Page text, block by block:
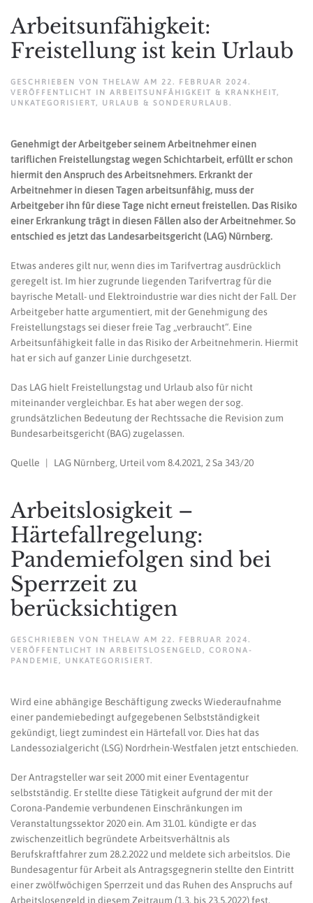
Arbeitsunfähigkeit:
Freistellung ist kein Urlaub
GESCHRIEBEN VON THELAW AM 22. FEBRUAR 2024 .
VERÖFFENTLICHT IN ARBEITSUNFÄHIGKEIT & KRANKHEIT,
UNKATEGORISIERT, URLAUB & SONDERURLAUB .
Genehmigt der Arbeitgeber seinem Arbeitnehmer einen
tariflichen Freistellungstag wegen Schichtarbeit, erfüllt er schon
hiermit den Anspruch des Arbeitsnehmers. Erkrankt der
Arbeitnehmer in diesen Tagen arbeitsunfähig, muss der
Arbeitgeber ihn für diese Tage nicht erneut freistellen. Das Risiko
einer Erkrankung trägt in diesen Fällen also der Arbeitnehmer. So
entschied es jetzt das Landesarbeitsgericht (LAG) Nürnberg.
Etwas anderes gilt nur, wenn dies im Tarifvertrag ausdrücklich
geregelt ist. Im hier zugrunde liegenden Tarifvertrag für die
bayrische Metall- und Elektroindustrie war dies nicht der Fall. Der
Arbeitgeber hatte argumentiert, mit der Genehmigung des
Freistellungstags sei dieser freie Tag „verbraucht“. Eine
Arbeitsunfähigkeit falle in das Risiko der Arbeitnehmerin. Hiermit
hat er sich auf ganzer Linie durchgesetzt.
Das LAG hielt Freistellungstag und Urlaub also für nicht
miteinander vergleichbar. Es hat aber wegen der sog.
grundsätzlichen Bedeutung der Rechtssache die Revision zum
Bundesarbeitsgericht (BAG) zugelassen.
Quelle | LAG Nürnberg, Urteil vom 8.4.2021, 2 Sa 343/20
Arbeitslosigkeit –
Härtefallregelung:
Pandemiefolgen sind bei
Sperrzeit zu
berücksichtigen
GESCHRIEBEN VON THELAW AM 22. FEBRUAR 2024 .
VERÖFFENTLICHT IN ARBEITSLOSENGELD , CORONA-
PANDEMIE , UNKATEGORISIERT.
Wird eine abhängige Beschäftigung zwecks Wiederaufnahme
einer pandemiebedingt aufgegebenen Selbstständigkeit
gekündigt, liegt zumindest ein Härtefall vor. Dies hat das
Landessozialgericht (LSG) Nordrhein-Westfalen jetzt entschieden.
Der Antragsteller war seit 2000 mit einer Eventagentur
selbstständig. Er stellte diese Tätigkeit aufgrund der mit der
Corona-Pandemie verbundenen Einschränkungen im
Veranstaltungssektor 2020 ein. Am 31.01. kündigte er das
zwischenzeitlich begründete Arbeitsverhältnis als
Berufskraftfahrer zum 28.2.2022 und meldete sich arbeitslos. Die
Bundesagentur für Arbeit als Antragsgegnerin stellte den Eintritt
einer zwölfwöchigen Sperrzeit und das Ruhen des Anspruchs auf
Arbeitslosengeld in diesem Zeitraum (1.3. bis 23.5.2022) fest.